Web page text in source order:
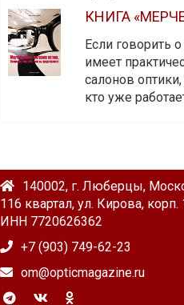
КНИГА
Если говорить
имеет
салонов
кто уже
140002, г. Люберцы,
116 квартал, ул. Кирова, корп.
ИНН 7720626362
+7 (903) 749-62-23
om@opticmagazine.ru